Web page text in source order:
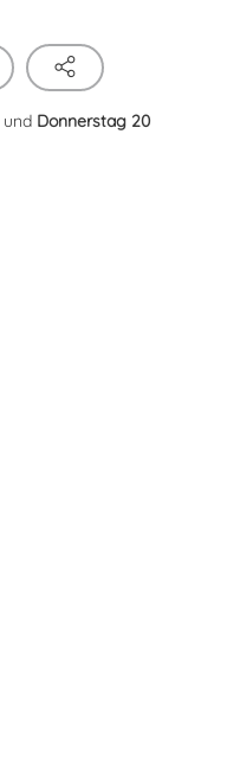
und Donnerstag 20